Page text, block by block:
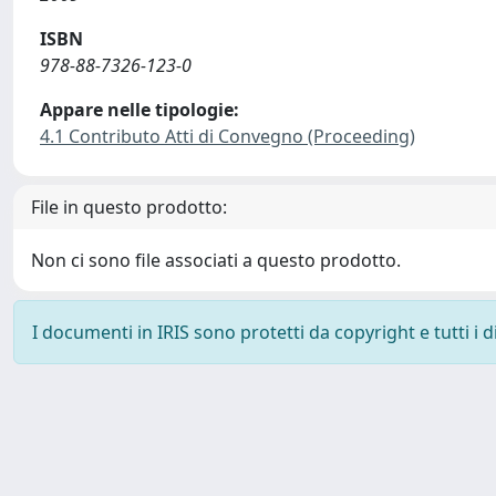
ISBN
978-88-7326-123-0
Appare nelle tipologie:
4.1 Contributo Atti di Convegno (Proceeding)
File in questo prodotto:
Non ci sono file associati a questo prodotto.
I documenti in IRIS sono protetti da copyright e tutti i